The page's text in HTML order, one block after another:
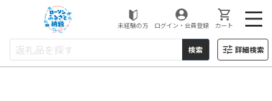
ローソンふるさと納税
未経験の方 ログイン・会員登録 カート
検索 詳細検索